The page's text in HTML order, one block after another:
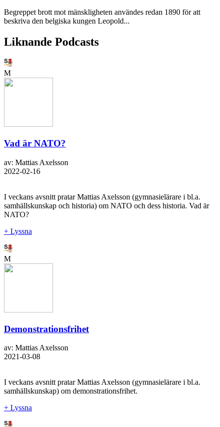
Begreppet brott mot mänskligheten användes redan 1890 för att
beskriva den belgiska kungen Leopold...
Liknande Podcasts
M
Vad är NATO?
av: Mattias Axelsson
2022-02-16
I veckans avsnitt pratar Mattias Axelsson (gymnasielärare i bl.a.
samhällskunskap och historia) om NATO och dess historia. Vad är
NATO?
+ Lyssna
M
Demonstrationsfrihet
av: Mattias Axelsson
2021-03-08
I veckans avsnitt pratar Mattias Axelsson (gymnasielärare i bl.a.
samhällskunskap) om demonstrationsfrihet.
+ Lyssna